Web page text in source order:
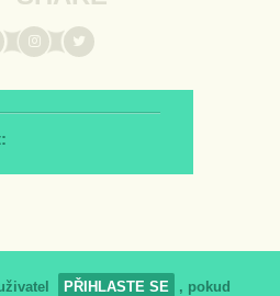
PŘIHLASTE SE
, pokud